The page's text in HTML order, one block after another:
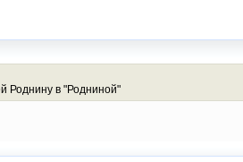
Роднину в "Родниной"